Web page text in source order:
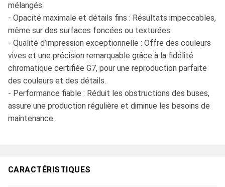
mélangés.
- Opacité maximale et détails fins : Résultats impeccables,
même sur des surfaces foncées ou texturées.
- Qualité d’impression exceptionnelle : Offre des couleurs
vives et une précision remarquable grâce à la fidélité
chromatique certifiée G7, pour une reproduction parfaite
des couleurs et des détails.
- Performance fiable : Réduit les obstructions des buses,
assure une production régulière et diminue les besoins de
maintenance.
CARACTÉRISTIQUES